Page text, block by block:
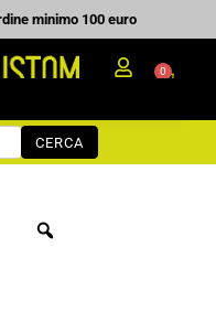
minimo 100 euro
0
CERCA